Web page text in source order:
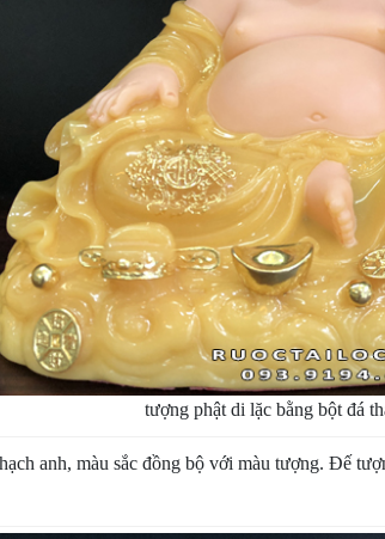
tượng phật di lặc bằng bột đá
anh, màu sắc đồng bộ với màu tượng. Đế